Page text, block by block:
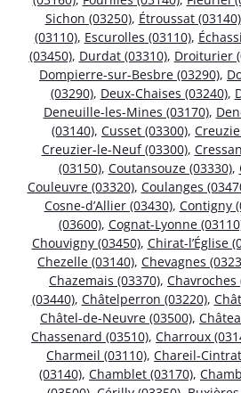
Sichon (03250), Étroussat (03140)
(03110), Escurolles (03110),
(03450), Durdat (03310), Droiturier
Dompierre-sur-Besbre (03290),
(03290), Deux-Chaises (03240),
Deneuille-les-Mines (03170),
(03140), Cusset (03300),
Creuzier-le-Neuf (03300),
(03150), Coutansouze (03330),
Couleuvre (03320), Coulanges
Cosne-d’Allier (03430), Contigny
(03600), Cognat-Lyonne
Chouvigny (03450), Chirat-l’Église
Chezelle (03140), Chevagnes
Chazemais (03370), Chavroches
(03440), Châtelperron (03220),
Châtel-de-Neuvre (03500),
Chassenard (03510), Charroux
Charmeil (03110), Chareil-
(03140), Chamblet (03170),